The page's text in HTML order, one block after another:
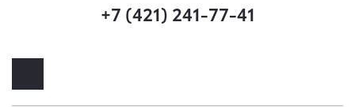
+7 (421) 241-77-41